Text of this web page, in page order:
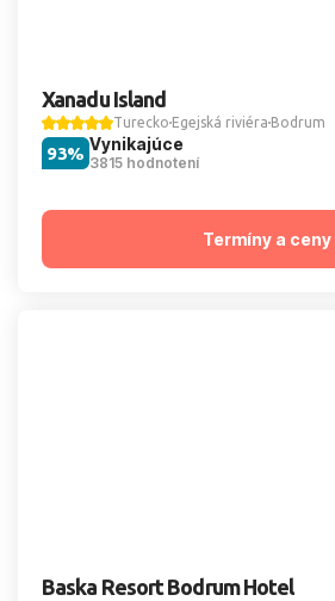
Xanadu Island
Turecko Egejská riviéra Bodrum
Vynikajúce
3815 hodnotení
93%
Termíny a ceny
Baska Resort Bodrum Hotel